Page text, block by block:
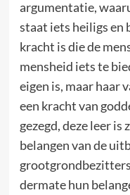
argumentatie,
staat iets heiligs en
kracht is die de
mensheid iets te
eigen is, maar haar
een kracht van
gezegd, deze leer
belangen van de
dermate hun